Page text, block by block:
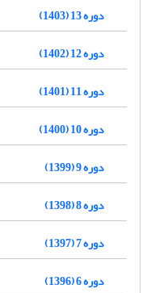
دوره 13 (1403)
دوره 12 (1402)
دوره 11 (1401)
دوره 10 (1400)
دوره 9 (1399)
دوره 8 (1398)
دوره 7 (1397)
دوره 6 (1396)